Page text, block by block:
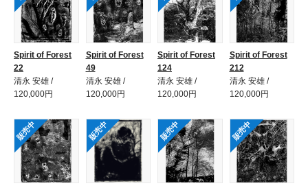
Spirit of Forest
22
清永 安雄 /
120,000円
Spirit of Forest
49
清永 安雄 /
120,000円
Spirit of Forest
124
清永 安雄 /
120,000円
Spirit of Forest
212
清永 安雄 /
120,000円
販売中 販売中 販売中 販売中